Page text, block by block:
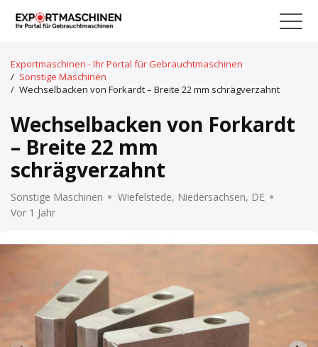
Exportmaschinen - Ihr Portal für Gebrauchtmaschinen
/ Sonstige Maschinen
/ Wechselbacken von Forkardt – Breite 22 mm schrägverzahnt
Wechselbacken von Forkardt
– Breite 22 mm
schrägverzahnt
Sonstige Maschinen
Wiefelstede, Niedersachsen, DE
Vor 1 Jahr